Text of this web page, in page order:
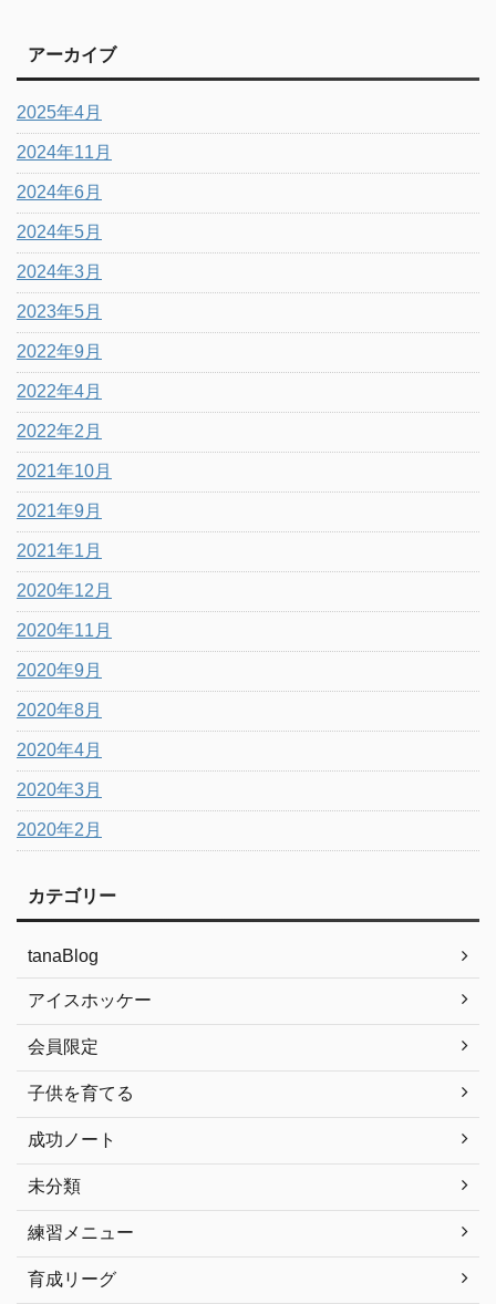
アーカイブ
2025年4月
2024年11月
2024年6月
2024年5月
2024年3月
2023年5月
2022年9月
2022年4月
2022年2月
2021年10月
2021年9月
2021年1月
2020年12月
2020年11月
2020年9月
2020年8月
2020年4月
2020年3月
2020年2月
カテゴリー
tanaBlog
アイスホッケー
会員限定
子供を育てる
成功ノート
未分類
練習メニュー
育成リーグ